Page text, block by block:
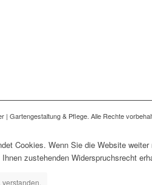
| Gartengestaltung & Pflege. Alle Rechte
Cookies. Wenn Sie die Website
zustehenden Widerspruchsrecht
verstanden.